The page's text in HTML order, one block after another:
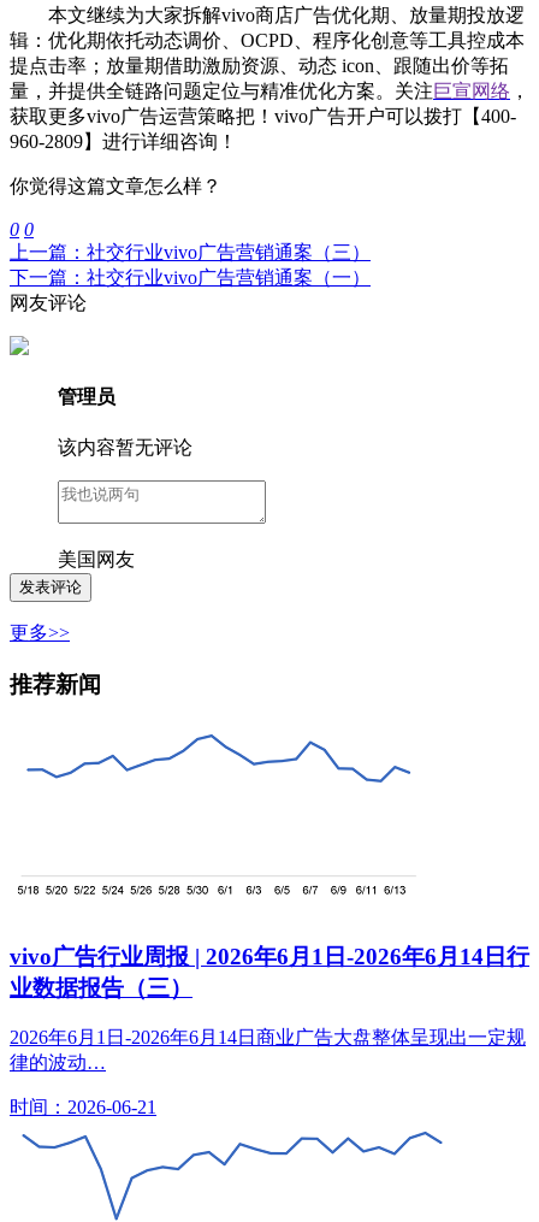
本文继续为大家拆解vivo商店广告优化期、放量期投放逻
辑：优化期依托动态调价、OCPD、程序化创意等工具控成本
提点击率；放量期借助激励资源、动态 icon、跟随出价等拓
量，并提供全链路问题定位与精准优化方案。关注巨宣网络 ，
获取更多vivo广告运营策略把！vivo广告开户可以拨打【400-
960-2809】进行详细咨询！
你觉得这篇文章怎么样？
0 0
上一篇：社交行业vivo广告营销通案（三）
下一篇：社交行业vivo广告营销通案（一）
网友评论
管理员
该内容暂无评论
美国网友
更多>>
推荐新闻
vivo广告行业周报 | 2026年6月1日-2026年6月14日行
业数据报告（三）
2026年6月1日-2026年6月14日商业广告大盘整体呈现出一定规
律的波动…
时间：2026-06-21